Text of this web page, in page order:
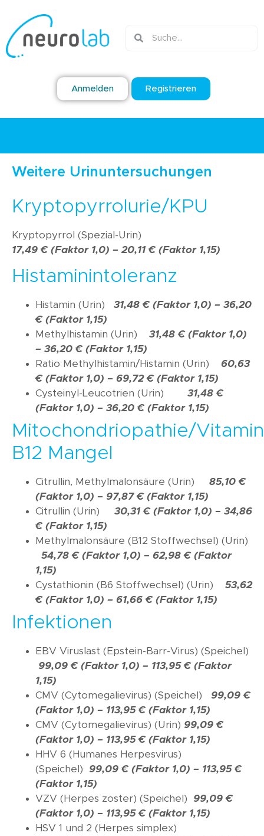
Anmelden Registrieren
Weitere Urinuntersuchungen
Kryptopyrrolurie/KPU
Kryptopyrrol (Spezial-Urin)
17,49 € (Faktor 1,0) – 20,11 € (Faktor 1,15)
Histaminintoleranz
Histamin (Urin) 31,48 € (Faktor 1,0) – 36,20
€ (Faktor 1,15)
Methylhistamin (Urin) 31,48 € (Faktor 1,0)
– 36,20 € (Faktor 1,15)
Ratio Methylhistamin/Histamin (Urin) 60,63
€ (Faktor 1,0) – 69,72 € (Faktor 1,15)
Cysteinyl-Leucotrien (Urin) 31,48 €
(Faktor 1,0) – 36,20 € (Faktor 1,15)
Mitochondriopathie/Vitamin
B12 Mangel
Citrullin, Methylmalonsäure (Urin) 85,10 €
(Faktor 1,0) – 97,87 € (Faktor 1,15)
Citrullin (Urin) 30,31 € (Faktor 1,0) – 34,86
€ (Faktor 1,15)
Methylmalonsäure (B12 Stoffwechsel) (Urin)
54,78 € (Faktor 1,0) – 62,98 € (Faktor
1,15)
Cystathionin (B6 Stoffwechsel) (Urin)
53,62
€ (Faktor 1,0) – 61,66 € (Faktor 1,15)
Infektionen
EBV Viruslast (Epstein-Barr-Virus) (Speichel)
99,09 € (Faktor 1,0) – 113,95 € (Faktor
1,15)
CMV (Cytomegalievirus) (Speichel) 99,09 €
(Faktor 1,0) – 113,95 € (Faktor 1,15)
CMV (Cytomegalievirus) (Urin) 99,09 €
(Faktor 1,0) – 113,95 € (Faktor 1,15)
HHV 6 (Humanes Herpesvirus)
(Speichel) 99,09 € (Faktor 1,0) – 113,95 €
(Faktor 1,15)
VZV (Herpes zoster) (Speichel) 99,09 €
(Faktor 1,0) – 113,95 € (Faktor 1,15)
HSV 1 und 2 (Herpes simplex)